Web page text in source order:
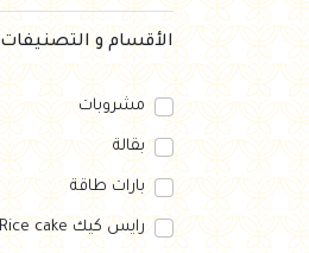
العروض Offers
جزارة
رايس كيك Rice cake
هيلثي كولا
الأقسام و التصنيفات
مشروبات
بقالة
بارات طاقة
رايس كيك Rice cake